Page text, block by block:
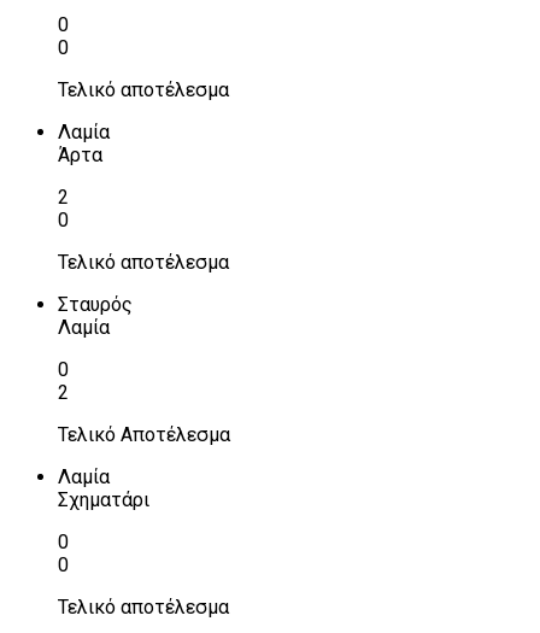
0
0
Τελικό αποτέλεσμα
Λαμία
Άρτα
2
0
Τελικό αποτέλεσμα
Σταυρός
Λαμία
0
2
Τελικό Αποτέλεσμα
Λαμία
Σχηματάρι
0
0
Τελικό αποτέλεσμα